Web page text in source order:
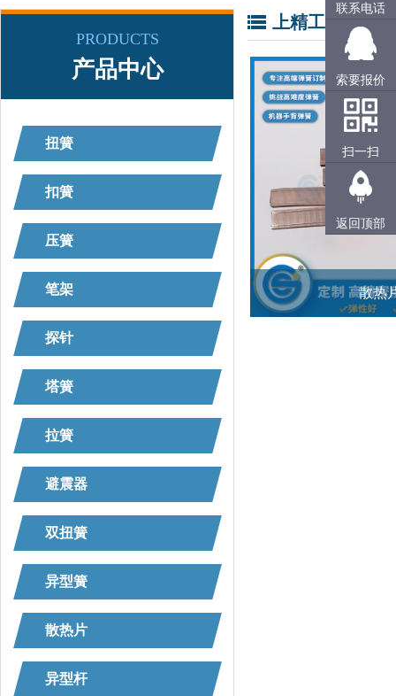
PRODUCTS
产品中心
扭簧
扣簧
压簧
笔架
探针
塔簧
拉簧
避震器
双扭簧
异型簧
散热片
异型杆
上精工产品展示
散热
联系电话
索要报价
扫一扫
返回顶部